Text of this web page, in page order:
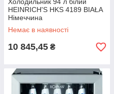
HEINRICH'S HKS 4189 BIAŁA
Німеччина
Немає в наявності
10 845,45 ₴